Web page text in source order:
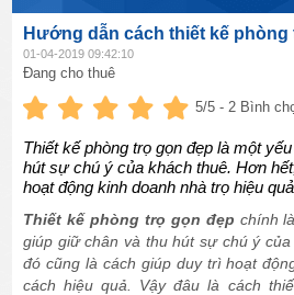
Hướng dẫn cách thiết kế phòng
01-04-2019 09:42:10
Đang cho thuê
5/5 -2 Bình
Thiết kế phòng trọ gọn đẹp là một
hút sự chú ý của khách thuê. Hơn
hoạt động kinh doanh nhà trọ hiệu
Thiết kế phòng trọ gọn đẹp chính
giúp giữ chân và thu hút sự chú ý
đó cũng là cách giúp duy trì hoạt
cách hiệu quả. Vậy đâu là cách